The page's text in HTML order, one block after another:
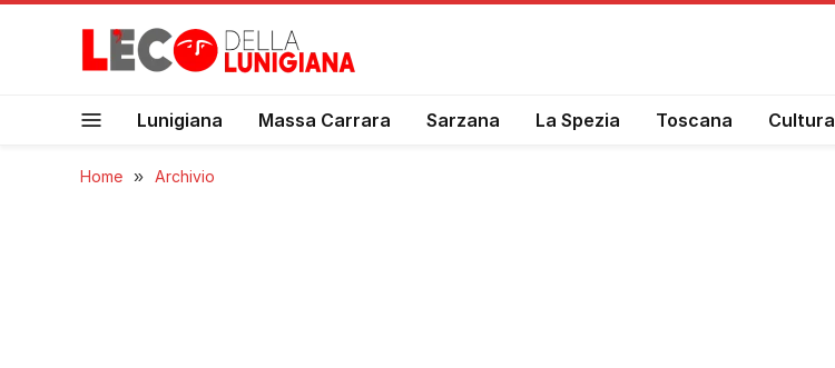
Lunigiana Massa Carrara Sarzana La Spezia Toscana Cultura
Home » Archivio